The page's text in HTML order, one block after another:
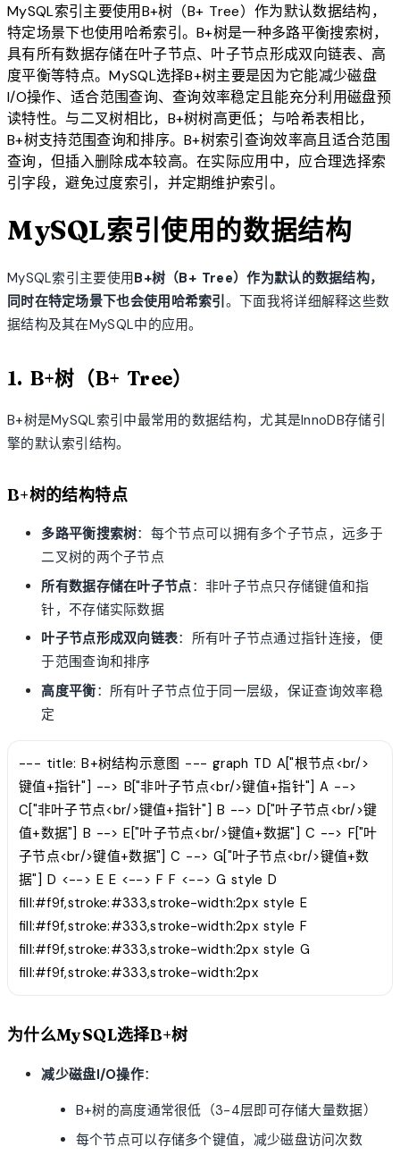
MySQL索引主要使用B+树（B+ Tree）作为默认数据结构，
特定场景下也使用哈希索引。B+树是一种多路平衡搜索树，
具有所有数据存储在叶子节点、叶子节点形成双向链表、高
度平衡等特点。MySQL选择B+树主要是因为它能减少磁盘
I/O操作、适合范围查询、查询效率稳定且能充分利用磁盘预
读特性。与二叉树相比，B+树树高更低；与哈希表相比，
B+树支持范围查询和排序。B+树索引查询效率高且适合范围
查询，但插入删除成本较高。在实际应用中，应合理选择索
引字段，避免过度索引，并定期维护索引。
MySQL索引使用的数据结构
MySQL索引主要使用 B+树（B+ Tree）作为默认的数据结构，
同时在特定场景下也会使用 哈希索引 。下面我将详细解释这些数
据结构及其在MySQL中的应用。
1. B+树（B+ Tree）
B+树是MySQL索引中最常用的数据结构，尤其是InnoDB存储引
擎的默认索引结构。
B+树的结构特点
多路平衡搜索树：每个节点可以拥有多个子节点，远多于
二叉树的两个子节点
所有数据存储在叶子节点：非叶子节点只存储键值和指
针，不存储实际数据
叶子节点形成双向链表：所有叶子节点通过指针连接，便
于范围查询和排序
高度平衡：所有叶子节点位于同一层级，保证查询效率稳
定
--- title: B+树结构示意图 --- graph TD A["根节点<br/>
键值+指针"] --> B["非叶子节点<br/>键值+指针"] A -->
C["非叶子节点<br/>键值+指针"] B --> D["叶子节点<br/>键
值+数据"] B --> E["叶子节点<br/>键值+数据"] C --> F["叶
子节点<br/>键值+数据"] C --> G["叶子节点<br/>键值+数
据"] D <--> E E <--> F F <--> G style D
fill:#f9f,stroke:#333,stroke-width:2px style E
fill:#f9f,stroke:#333,stroke-width:2px style F
fill:#f9f,stroke:#333,stroke-width:2px style G
fill:#f9f,stroke:#333,stroke-width:2px
为什么MySQL选择B+树
减少磁盘I/O操作：
B+树的高度通常很低（3-4层即可存储大量数据）
每个节点可以存储多个键值，减少磁盘访问次数